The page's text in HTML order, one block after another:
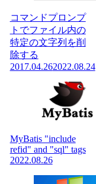
コマンドプロンプ
トでファイル内の
特定の文字列を削
除する
2017.04.262022.08.24
MyBatis "include
refid" and "sql" tags
2022.08.26